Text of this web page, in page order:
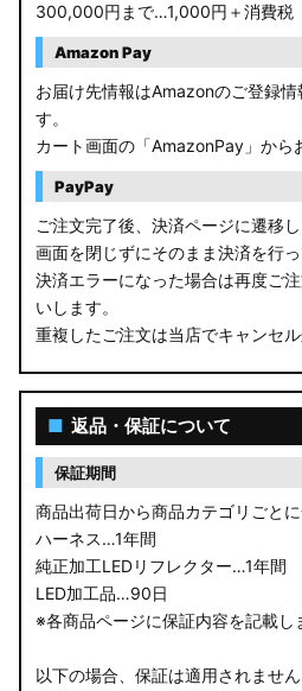
300,000円まで…1,000円＋消費税
Amazon Pay
お届け先情報はAmazonのご登録
す。
カート画面の「AmazonPay」から
PayPay
ご注文完了後、決済ページに遷移し
画面を閉じずにそのまま決済を行っ
決済エラーになった場合は再度ご
いします。
重複したご注文は当店でキャンセル
■ 返品・保証について
保証期間
商品出荷日から商品カテゴリごと
ハーネス…1年間
純正加工LEDリフレクター…1年間
LED加工品…90日
※各商品ページに保証内容を記載し
以下の場合、保証は適用されません